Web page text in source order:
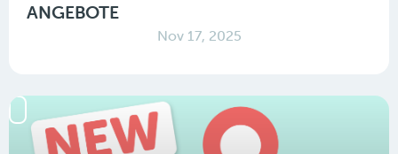
ANGEBOTE
Nov 17, 2025